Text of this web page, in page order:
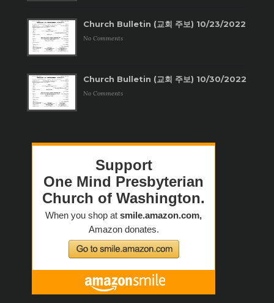
Church Bulletin (교회 주보) 10/23/2022
No Comments
Church Bulletin (교회 주보) 10/30/2022
No Comments